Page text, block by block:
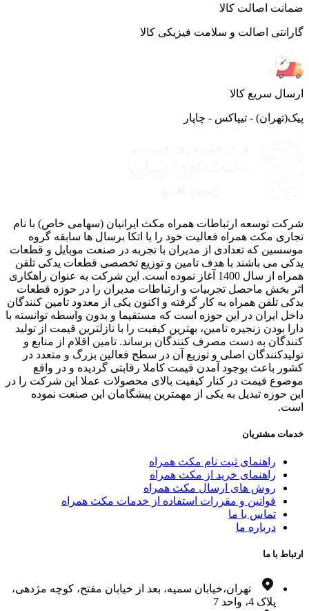
اصالت کالا
اصالت و سلامت فیزیکی کالا
سریع کالا
- تیپاکس - چاپار
توسعه ارتباطات همراه مکث ایرانیان (سهامی خاص) با نام
مکث همراه فعالیت خود را با اتکا برسال ها سابقه گروه
که تعدادی از مدیران با تجربه در صنعت موبایل و قطعات
می باشند با هدف تامین و توزیع تخصصی قطعات یدکی تلفن
همراه از سال 1400 آغاز نموده است. این شرکت به عنوان راهکاری
بخش ماحصل تجربیات و ارتباطات مدیران را در حوزه قطعات
تلفن همراه به کار گرفته و اکنون یکی از معدود تامین کنندگان
ایران در این حوزه است که مستقیما و بدون واسطه توانسته با
بودن زنجیره تامین، بهترین کیفیت را با نازلترین قیمت از تولید
به دست مصرف کنندگان برساند. تامین اقلام از منابع و
اصلی و توزیع آن در سطح فعالین بزرگ و متعدد در
باعث بوجود آمدن قیمت کاملا رقابتی گردیده و در واقع
قیمت در کنار کیفیت بالای محصولات عملا این شرکت را در
حوزه تبدیل به یکی از مهمترین پیشگامان این صنعت نموده
مشتریان
راهنمای ثبت نام مکث همراه
راهنمای خرید از مکث همراه
روش های ارسال مکث همراه
قوانین و مقررات استفاده از خدمات مکث همراه
تماس با ما
درباره ما
با ما
تهران،خیابان سمیه، بعد از خیابان مفتح، کوچه مژدهی،
پلاک 4، واحد 7